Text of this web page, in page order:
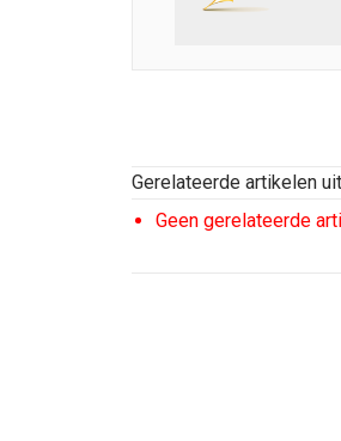
Gerelateerde artikelen
Geen gerelateerde